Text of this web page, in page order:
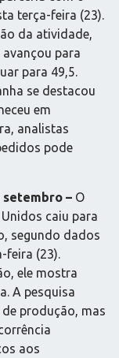
terça-feira (23).
da atividade,
para
para 49,5.
se destacou
em
analistas
pode
– O
caiu para
segundo dados
feira (23).
ele mostra
A pesquisa
produção, mas
aos